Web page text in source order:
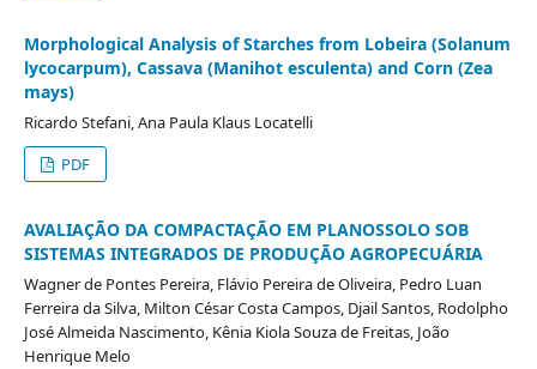
Morphological Analysis of Starches from Lobeira (Solanum
lycocarpum), Cassava (Manihot esculenta) and Corn (Zea
mays)
Ricardo Stefani, Ana Paula Klaus Locatelli
PDF
AVALIAÇÃO DA COMPACTAÇÃO EM PLANOSSOLO SOB
SISTEMAS INTEGRADOS DE PRODUÇÃO AGROPECUÁRIA
Wagner de Pontes Pereira, Flávio Pereira de Oliveira, Pedro Luan
Ferreira da Silva, Milton César Costa Campos, Djail Santos, Rodolpho
José Almeida Nascimento, Kênia Kiola Souza de Freitas, João
Henrique Melo